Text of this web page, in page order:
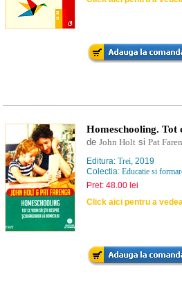
Homeschooling. Tot
de John Holt si Pat
Editura: Trei, 2019
Colectia: Educatie si
Pret: 48.00 lei
Click aici pentru a